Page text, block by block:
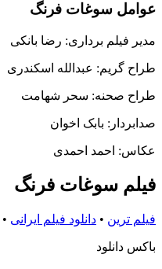
عوامل سوغات فرنگ
مدیر فیلم برداری: رضا بانکی
طراح گریم: عبدالله اسکندری
طراح صحنه: سحر شهامت
صدابردار: بابک اخوان
عکاس: احمد احمدی
فیلم سوغات فرنگ
فیلم ترین • دانلود فیلم ایرانی •
باکس دانلود